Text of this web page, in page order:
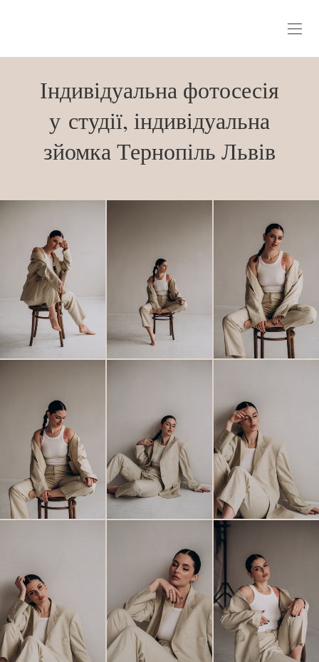
Індивідуальна фотосесія
у студії, індивідуальна
зйомка Тернопіль Львів